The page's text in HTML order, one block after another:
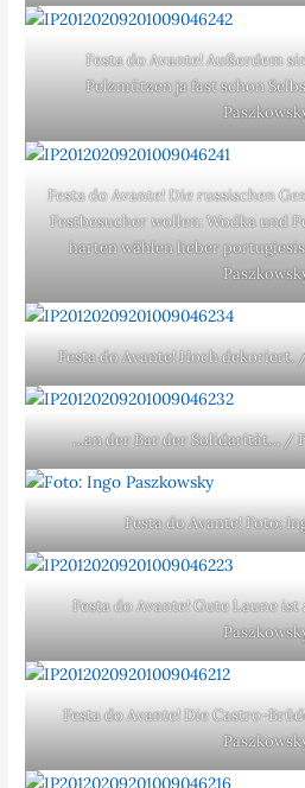
Festa do Avante! Außerdem
Pelzmützen ja fast schon
Festa do Avante! Die russischen
Festbesucher wollen: Wodka und
harten wählen lieber
Festa do Avante! Hoch dekoriert.
…an der Bar der Solidarität… /
Festa do Avante! Foto:
Festa do Avante! Gute Laune
Festa do Avante! Die Castro-